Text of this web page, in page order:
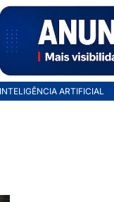
INTELIGÊNCIA ARTIFICIAL